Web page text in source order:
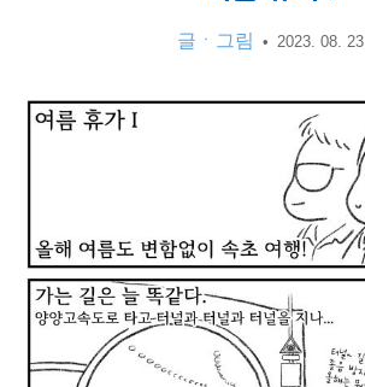
글ㆍ그림 • 2023. 08. 23